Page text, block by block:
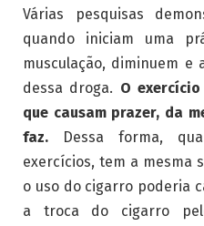
Várias pesquisas
quando iniciam uma
musculação, diminuem e
dessa droga. O
que causam prazer, da
faz. Dessa forma,
exercícios, tem a mesma
o uso do cigarro poderia
a troca do cigarro